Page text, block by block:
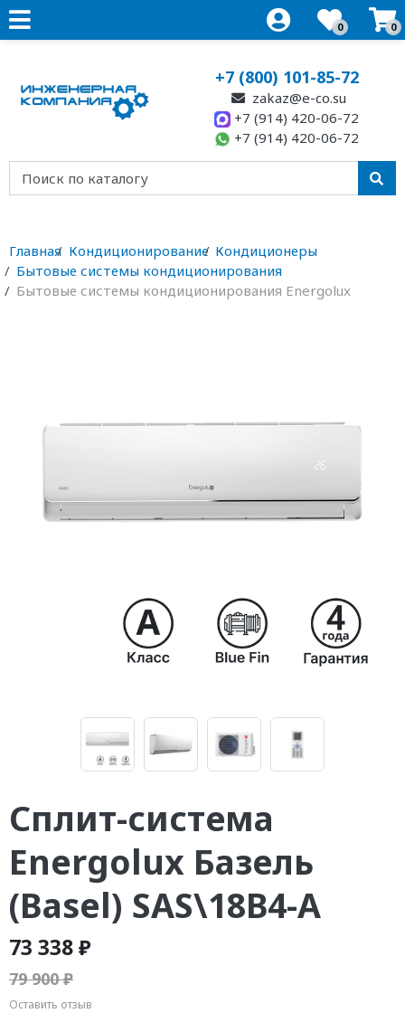
0 0
+7 (800) 101-85-72
zakaz@e-co.su
+7 (914) 420-06-72
+7 (914) 420-06-72
Главная Кондиционирование Кондиционеры
Бытовые системы кондиционирования
Бытовые системы кондиционирования Energolux
Сплит-система
Energolux Базель
(Basel) SAS\18В4-A
73 338 ₽
79 900 ₽
Оставить отзыв